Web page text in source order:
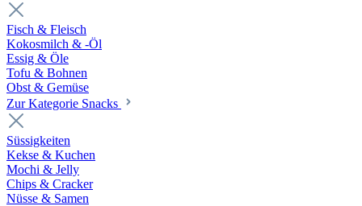
Fisch & Fleisch
Kokosmilch & -Öl
Essig & Öle
Tofu & Bohnen
Obst & Gemüse
Zur Kategorie Snacks
Süssigkeiten
Kekse & Kuchen
Mochi & Jelly
Chips & Cracker
Nüsse & Samen